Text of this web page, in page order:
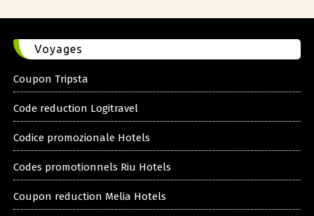
Voyages
Coupon Tripsta
Code reduction Logitravel
Codice promozionale Hotels
Codes promotionnels Riu Hotels
Coupon reduction Melia Hotels